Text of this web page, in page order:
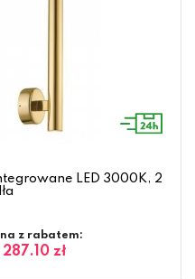
LED 3000K, 2
z rabatem:
287.10 zł